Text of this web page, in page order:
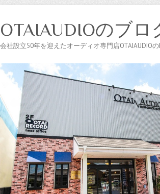
OTAIAUDIOのブロ
会社設立50年を迎えたオーディオ専門店OTAIAUDIOの